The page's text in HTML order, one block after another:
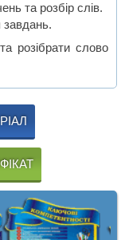
та розбір слів.
завдань.
розібрати слово